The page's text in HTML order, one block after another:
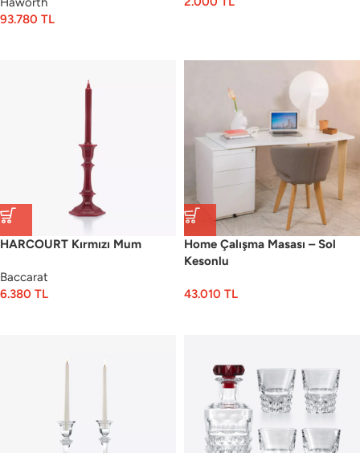
93.780 TL
HARCOURT Kırmızı Mum
Baccarat
6.380 TL
Home Çalışma Masası – Sol
Kesonlu
43.010 TL